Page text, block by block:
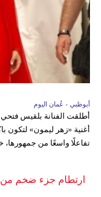
أبوظبي - عُمان اليوم
أطلقت الفنانة بلقيس فتحي
أغنية «زهر ليمون» لتكون
تفاعلًا واسعًا من جمهورها،
ارتطام جزء ضخم